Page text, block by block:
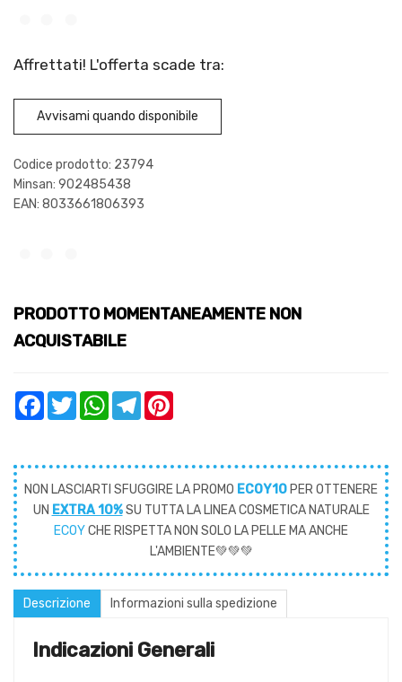
Affrettati! L'offerta scade tra:
Avvisami quando disponibile
Codice prodotto: 23794
Minsan: 902485438
EAN: 8033661806393
PRODOTTO MOMENTANEAMENTE NON
ACQUISTABILE
FacebookTwitterWhatsAppTelegram
NON LASCIARTI SFUGGIRE LA PROMO ECOY10 PER OTTENERE
UN EXTRA 10%SU TUTTA LA LINEA COSMETICA NATURALE
ECOYCHE RISPETTA NON SOLO LA PELLE MA ANCHE
L'AMBIENTE💚💚💚
Descrizione Informazioni sulla spedizione
Indicazioni Generali